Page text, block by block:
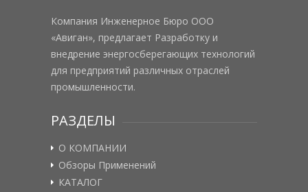
Компания Инженерное Бюро ООО
«Авиган», предлагает Разработку и
внедрение энергосберегающих технологий
для предприятий различных отраслей
промышленности.
РАЗДЕЛЫ
О КОМПАНИИ
Обзоры Применений
КАТАЛОГ